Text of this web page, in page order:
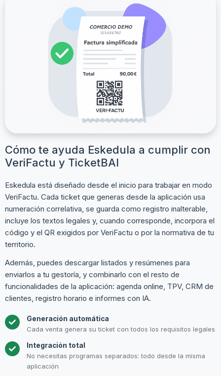
Cómo te ayuda Eskedula a cumplir con
VeriFactu y TicketBAI
Eskedula está diseñado desde el inicio para trabajar en modo
VeriFactu. Cada ticket que generas desde la aplicación usa
numeración correlativa, se guarda como registro inalterable,
incluye los textos legales y, cuando corresponde, incorpora el
código y el QR exigidos por VeriFactu o por la normativa de tu
territorio.
Además, puedes descargar listados y resúmenes para
enviarlos a tu gestoría, y combinarlo con el resto de
funcionalidades de la aplicación: agenda online, TPV, CRM de
clientes, registro horario e informes con IA.
Generación automática
Cada venta genera su ticket con todos los requisitos legales
Integración total
No necesitas programas separados: todo desde la misma
aplicación